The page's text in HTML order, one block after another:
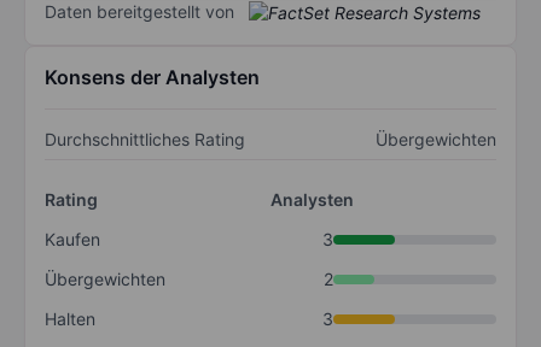
Daten bereitgestellt von
Konsens der Analysten
Durchschnittliches Rating Übergewichten
Rating
Analysten
Kaufen
3
Übergewichten
2
Halten
3